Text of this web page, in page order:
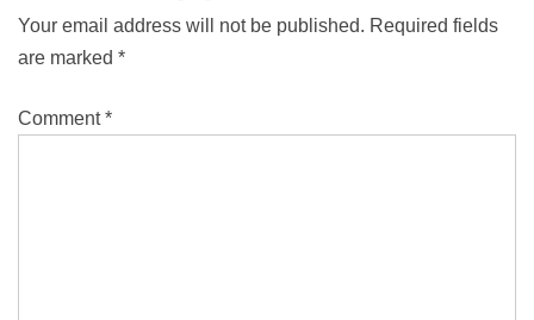
Your email address will not be published. Required fields
are marked *
Comment*